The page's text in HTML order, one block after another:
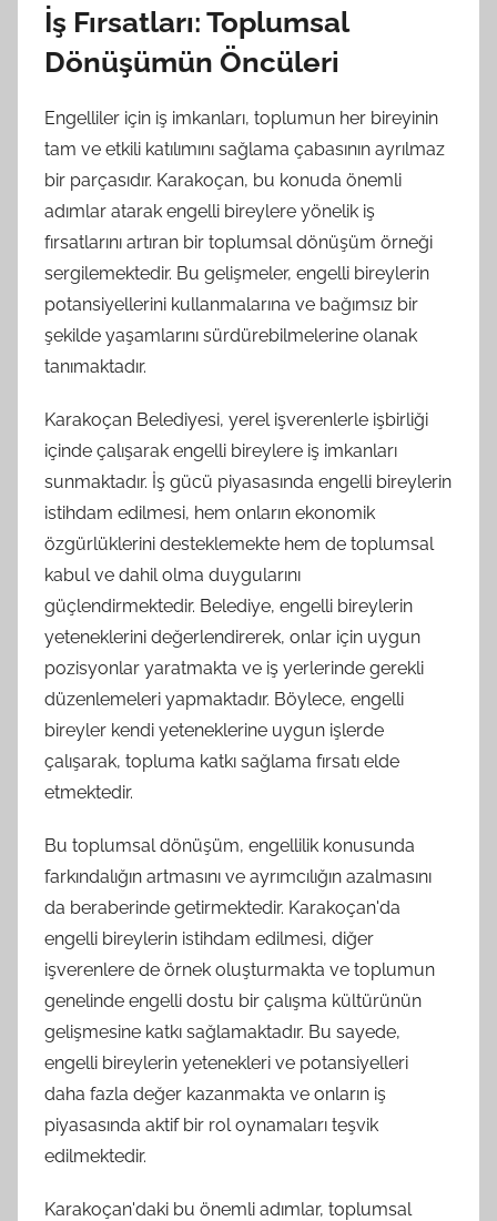
İş Fırsatları: Toplumsal
Dönüşümün Öncüleri
Engelliler için iş imkanları, toplumun her bireyinin
tam ve etkili katılımını sağlama çabasının ayrılmaz
bir parçasıdır. Karakoçan, bu konuda önemli
adımlar atarak engelli bireylere yönelik iş
fırsatlarını artıran bir toplumsal dönüşüm örneği
sergilemektedir. Bu gelişmeler, engelli bireylerin
potansiyellerini kullanmalarına ve bağımsız bir
şekilde yaşamlarını sürdürebilmelerine olanak
tanımaktadır.
Karakoçan Belediyesi, yerel işverenlerle işbirliği
içinde çalışarak engelli bireylere iş imkanları
sunmaktadır. İş gücü piyasasında engelli bireylerin
istihdam edilmesi, hem onların ekonomik
özgürlüklerini desteklemekte hem de toplumsal
kabul ve dahil olma duygularını
güçlendirmektedir. Belediye, engelli bireylerin
yeteneklerini değerlendirerek, onlar için uygun
pozisyonlar yaratmakta ve iş yerlerinde gerekli
düzenlemeleri yapmaktadır. Böylece, engelli
bireyler kendi yeteneklerine uygun işlerde
çalışarak, topluma katkı sağlama fırsatı elde
etmektedir.
Bu toplumsal dönüşüm, engellilik konusunda
farkındalığın artmasını ve ayrımcılığın azalmasını
da beraberinde getirmektedir. Karakoçan'da
engelli bireylerin istihdam edilmesi, diğer
işverenlere de örnek oluşturmakta ve toplumun
genelinde engelli dostu bir çalışma kültürünün
gelişmesine katkı sağlamaktadır. Bu sayede,
engelli bireylerin yetenekleri ve potansiyelleri
daha fazla değer kazanmakta ve onların iş
piyasasında aktif bir rol oynamaları teşvik
edilmektedir.
Karakoçan'daki bu önemli adımlar, toplumsal